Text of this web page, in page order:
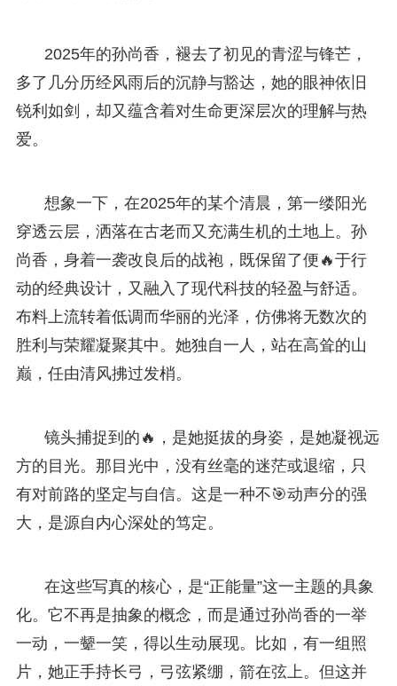
2025年的孙尚香，褪去了初见的青涩与锋芒，
多了几分历经风雨后的沉静与豁达，她的眼神依旧
锐利如剑，却又蕴含着对生命更深层次的理解与热
爱。
想象一下，在2025年的某个清晨，第一缕阳光
穿透云层，洒落在古老而又充满生机的土地上。孙
尚香，身着一袭改良后的战袍，既保留了便🔥于行
动的经典设计，又融入了现代科技的轻盈与舒适。
布料上流转着低调而华丽的光泽，仿佛将无数次的
胜利与荣耀凝聚其中。她独自一人，站在高耸的山
巅，任由清风拂过发梢。
镜头捕捉到的🔥，是她挺拔的身姿，是她凝视远
方的目光。那目光中，没有丝毫的迷茫或退缩，只
有对前路的坚定与自信。这是一种不🎯动声分的强
大，是源自内心深处的笃定。
在这些写真的核心，是“正能量”这一主题的具象
化。它不再是抽象的概念，而是通过孙尚香的一举
一动，一颦一笑，得以生动展现。比如，有一组照
片，她正手持长弓，弓弦紧绷，箭在弦上。但这并